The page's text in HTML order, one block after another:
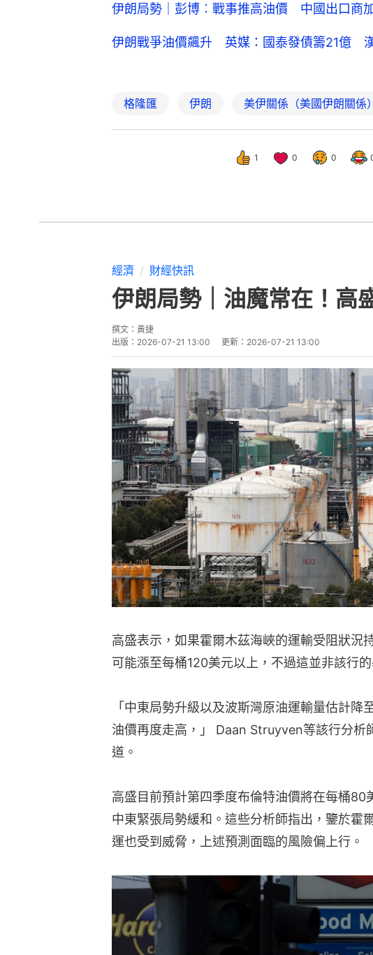
伊朗局勢｜彭博︰戰事推高油價 中國出口商
伊朗戰爭油價飆升 英媒：國泰發債籌21億
格隆匯 伊朗 美伊關係（美國伊朗關係）
1 0 0
經濟 財經快訊
伊朗局勢｜油魔常在！
撰文： 黃捷
出版： 2026-07-21 13:00 更新： 2026-07-21 13:00
高盛表示，如果霍爾木茲海峽的運輸受阻狀況
可能漲至每桶120美元以上，不過這並非該行的
「中東局勢升級以及波斯灣原油運輸量估計降
油價再度走高，」 Daan Struyven等該行分析
道。
高盛目前預計第四季度布倫特油價將在每桶80
中東緊張局勢緩和。這些分析師指出，鑒於霍
運也受到威脅，上述預測面臨的風險偏上行。